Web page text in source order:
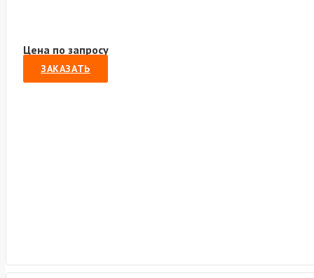
Цена по запросу
ЗАКАЗАТЬ